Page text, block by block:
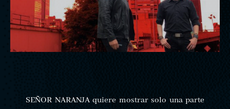
SEÑOR NARANJA quiere mostrar solo una parte